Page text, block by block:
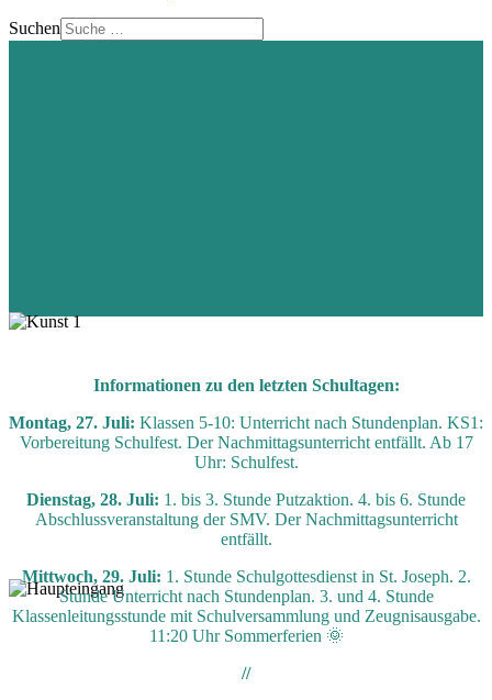
Suchen
Informationen zu den letzten Schultagen:
Montag, 27. Juli: Klassen 5-10: Unterricht nach Stundenplan. KS1:
Vorbereitung Schulfest. Der Nachmittagsunterricht entfällt. Ab 17
Uhr: Schulfest.
Dienstag, 28. Juli: 1. bis 3. Stunde Putzaktion. 4. bis 6. Stunde
Abschlussveranstaltung der SMV. Der Nachmittagsunterricht
entfällt.
Mittwoch, 29. Juli: 1. Stunde Schulgottesdienst in St. Joseph. 2.
Stunde Unterricht nach Stundenplan. 3. und 4. Stunde
Klassenleitungsstunde mit Schulversammlung und Zeugnisausgabe.
11:20 Uhr Sommerferien 🌞
//